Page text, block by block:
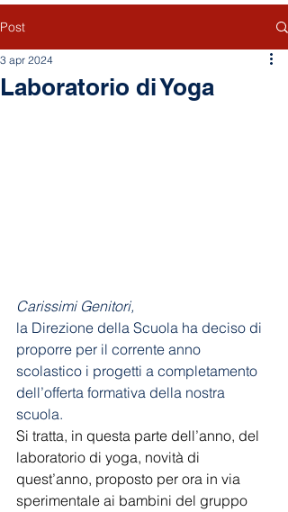
Post
Laboratorio di Yoga
3 apr 2024
Carissimi Genitori,
la Direzione della Scuola ha deciso di
proporre per il corrente anno
scolastico i progetti a completamento
dell’offerta formativa della nostra
scuola.
Si tratta, in questa parte dell’anno, del
laboratorio di yoga, novità di
quest’anno, proposto per ora in via
sperimentale ai bambini del gruppo